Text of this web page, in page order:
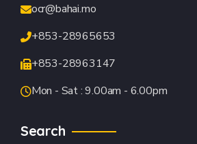
ocr@bahai.mo
+853-28965653
+853-28963147
Mon - Sat : 9.00am - 6.00pm
Search